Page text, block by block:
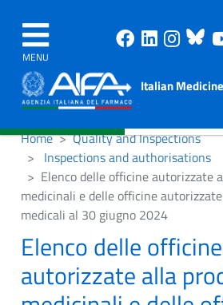
MENU
Facebook
Italian
Home
Quality and Inspections
Inspections and authorisations
Elenco delle officine autorizzate
medicinali e delle officine
medicali al 30 giugno 2024
Elenco delle officine
autorizzate alla